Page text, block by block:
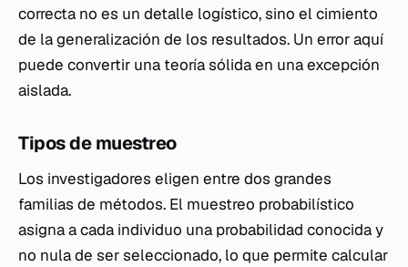
correcta no es un detalle logístico, sino el cimiento
de la generalización de los resultados. Un error aquí
puede convertir una teoría sólida en una excepción
aislada.
Tipos de muestreo
Los investigadores eligen entre dos grandes
familias de métodos. El muestreo probabilístico
asigna a cada individuo una probabilidad conocida y
no nula de ser seleccionado, lo que permite calcular